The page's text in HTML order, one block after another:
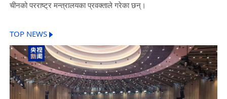
चीनको परराष्ट्र मन्त्रालयका प्रवक्ताले गरेका छन्।
TOP NEWS